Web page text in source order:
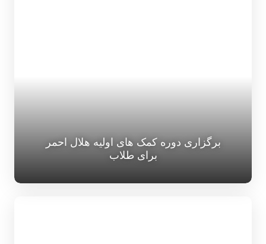
برگزاری دوره کمک های اولیه هلال احمر
برای طلاب